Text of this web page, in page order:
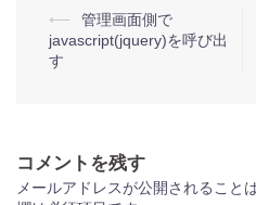
投
稿
ゲ
ー
⟵
管理画面側で
javascript(jquery)を呼び出
す
コメントを残す
メールアドレスが公開されること